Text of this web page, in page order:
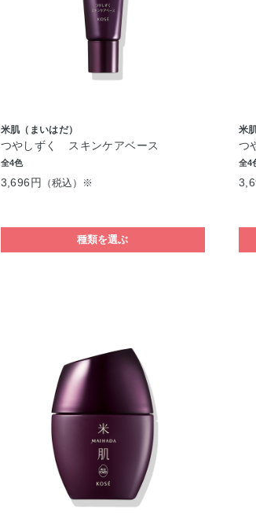
米肌（まいはだ）
つやしずく スキンケアベース
全4色
3,696円 （税込）※
種類を選ぶ
米
つ
全4